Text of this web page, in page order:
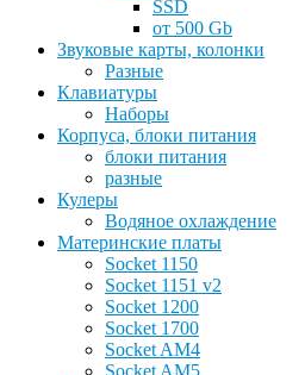
SSD
от 500 Gb
Звуковые карты, колонки
Разные
Клавиатуры
Наборы
Корпуса, блоки питания
блоки питания
разные
Кулеры
Водяное охлаждение
Материнские платы
Socket 1150
Socket 1151 v2
Socket 1200
Socket 1700
Socket AM4